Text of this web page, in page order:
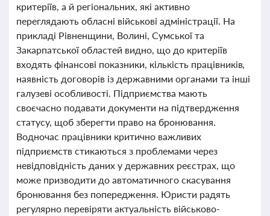
критеріїв, а й регіональних, які активно
переглядають обласні військові адміністрації. На
прикладі Рівненщини, Волині, Сумської та
Закарпатської областей видно, що до критеріїв
входять фінансові показники, кількість працівників,
наявність договорів із державними органами та інші
галузеві особливості. Підприємства мають
своєчасно подавати документи на підтвердження
статусу, щоб зберегти право на бронювання.
Водночас працівники критично важливих
підприємств стикаються з проблемами через
невідповідність даних у державних реєстрах, що
може призводити до автоматичного скасування
бронювання без попередження. Юристи радять
регулярно перевіряти актуальність військово-